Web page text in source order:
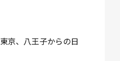
京、八王子からの日